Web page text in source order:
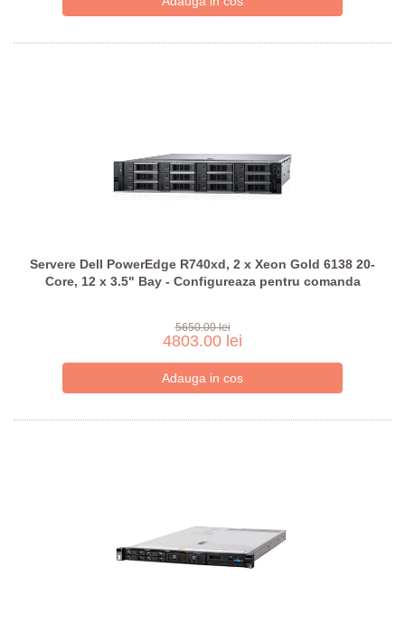
Servere Dell PowerEdge R740xd, 2 x Xeon Gold 6138 20-
Core, 12 x 3.5" Bay - Configureaza pentru comanda
5650.00 lei
4803.00 lei